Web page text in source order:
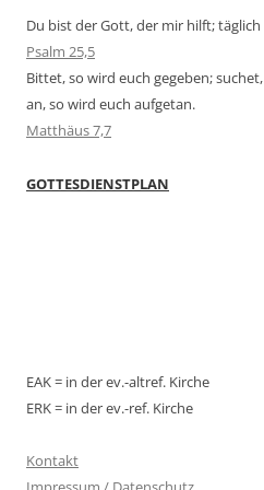
Du bist der Gott, der mir hilft;
Psalm 25,5
Bittet, so wird euch gegeben;
an, so wird euch aufgetan.
Matthäus 7,7
GOTTESDIENSTPLAN
EAK = in der ev.-altref. Kirche
ERK = in der ev.-ref. Kirche
Kontakt